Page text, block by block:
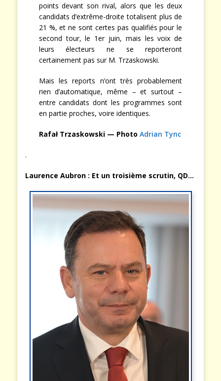
points devant son rival, alors que les deux
candidats d’extrême-droite totalisent plus de
21 %, et ne sont certes pas qualifiés pour le
second tour, le 1er juin, mais les voix de
leurs électeurs ne se reporteront
certainement pas sur M. Trzaskowski.
Mais les reports n’ont très probablement
rien d’automatique, même – et surtout –
entre candidats dont les programmes sont
en partie proches, voire identiques.
Rafał Trzaskowski — Photo Adrian Tync
.
Laurence Aubron : Et un troisième scrutin, QD…